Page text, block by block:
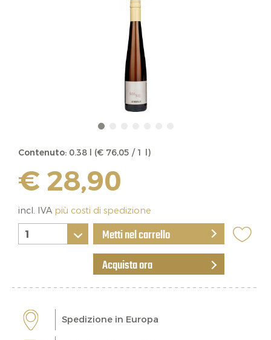
Contenuto: 0.38 l (€ 76,05 / 1 l)
€ 28,90
incl. IVA più costi di spedizione
Metti nel carrello
Acquista ora
Spedizione in Europa